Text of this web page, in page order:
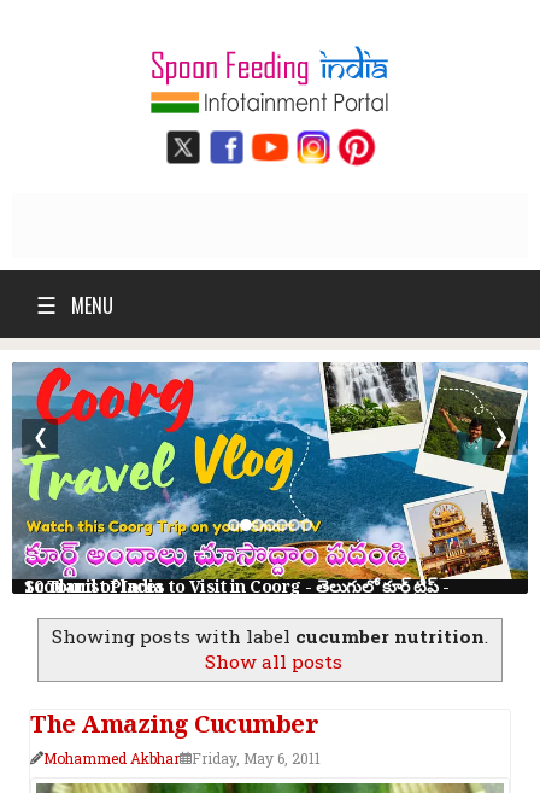
☰ MENU
10 Tourist Places to Visit in Coorg - తెలుగులో కూర్గ్ ట్రిప్ - Scotland of India
❮ ❯
Showing posts with label cucumber nutrition.
Show all posts
The Amazing Cucumber
Mohammed Akbhar Friday, May 6, 2011